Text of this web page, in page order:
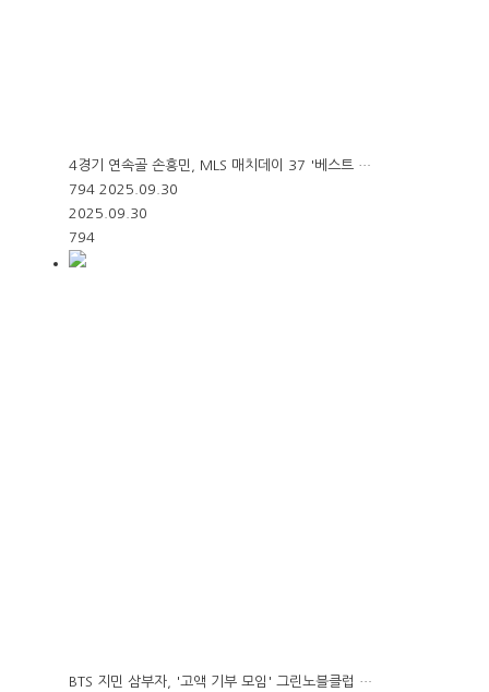
4경기 연속골 손흥민, MLS 매치데이 37 '베스트 …
794 2025.09.30
2025.09.30
794
BTS 지민 삼부자, '고액 기부 모임' 그린노블클럽 …